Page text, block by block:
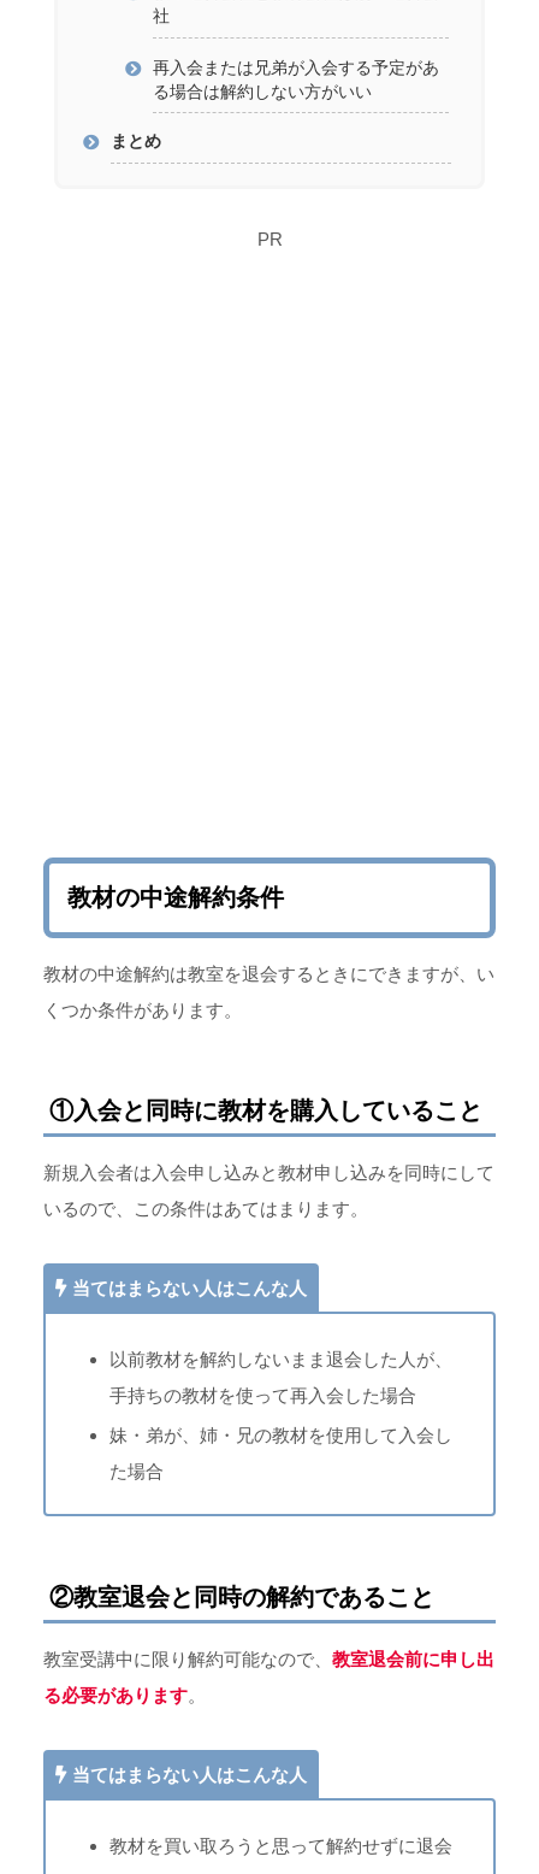
社
再入会または兄弟が入会する予定があ
る場合は解約しない方がいい
まとめ
PR
教材の中途解約条件
教材の中途解約は教室を退会するときにできますが、い
くつか条件があります。
①入会と同時に教材を購入していること
新規入会者は入会申し込みと教材申し込みを同時にして
いるので、この条件はあてはまります。
当てはまらない人はこんな人
以前教材を解約しないまま退会した人が、
手持ちの教材を使って再入会した場合
妹・弟が、姉・兄の教材を使用して入会し
た場合
②教室退会と同時の解約であること
教室受講中に限り解約可能なので、 教室退会前に申し出
る必要があります。
当てはまらない人はこんな人
教材を買い取ろうと思って解約せずに退会